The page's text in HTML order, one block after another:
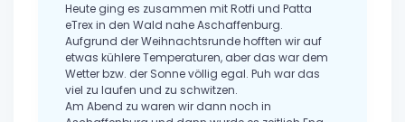
Heute ging es zusammen mit Rotfi und Patta
eTrex in den Wald nahe Aschaffenburg.
Aufgrund der Weihnachtsrunde hofften wir auf
etwas kühlere Temperaturen, aber das war dem
Wetter bzw. der Sonne völlig egal. Puh war das
viel zu laufen und zu schwitzen.
Am Abend zu waren wir dann noch in